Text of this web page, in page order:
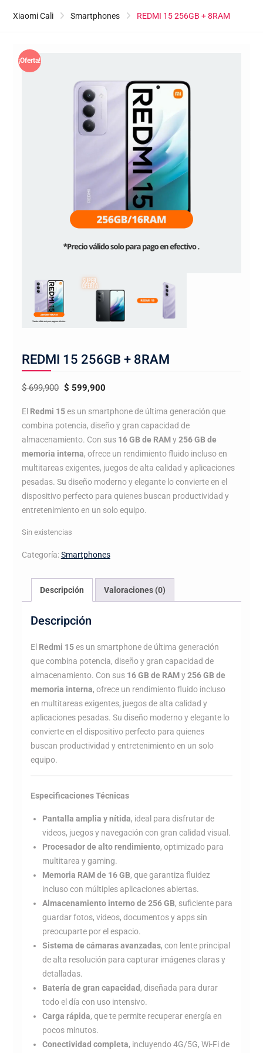
Xiaomi Cali Smartphones REDMI 15 256GB + 8RAM
¡Oferta!
REDMI 15 256GB + 8RAM
$699,900 El
original
$ 699,900.
$ 599,900
actual
es:
$ 599,900.
El Redmi 15es un smartphone de última generación que
combina potencia, diseño y gran capacidad de
almacenamiento. Con sus 16 GB de RAMy256 GB de
memoria interna, ofrece un rendimiento fluido incluso en
multitareas exigentes, juegos de alta calidad y aplicaciones
pesadas. Su diseño moderno y elegante lo convierte en el
dispositivo perfecto para quienes buscan productividad y
entretenimiento en un solo equipo.
Sin existencias
Categoría:Smartphones
Descripción Valoraciones (0)
Descripción
El Redmi 15es un smartphone de última generación
que combina potencia, diseño y gran capacidad de
almacenamiento. Con sus 16 GB de RAMy256 GB de
memoria interna, ofrece un rendimiento fluido incluso
en multitareas exigentes, juegos de alta calidad y
aplicaciones pesadas. Su diseño moderno y elegante lo
convierte en el dispositivo perfecto para quienes
buscan productividad y entretenimiento en un solo
equipo.
Especificaciones Técnicas
Pantalla amplia y nítida, ideal para disfrutar de
videos, juegos y navegación con gran calidad visual.
Procesador de alto rendimiento, optimizado para
multitarea y gaming.
Memoria RAM de 16 GB, que garantiza fluidez
incluso con múltiples aplicaciones abiertas.
Almacenamiento interno de 256 GB, suficiente para
guardar fotos, videos, documentos y apps sin
preocuparte por el espacio.
Sistema de cámaras avanzadas, con lente principal
de alta resolución para capturar imágenes claras y
detalladas.
Batería de gran capacidad , diseñada para durar
todo el día con uso intensivo.
Carga rápida, que te permite recuperar energía en
pocos minutos.
Conectividad completa, incluyendo 4G/5G, Wi-Fi de